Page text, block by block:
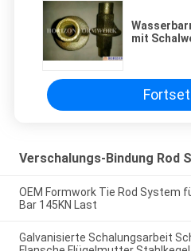
mit
Verschalungs-Bindung Rod
OEM Formwork Tie Rod System
Bar 145KN Last
Galvanisierte Schalungsarbeit